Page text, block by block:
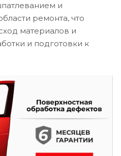
и
ремонта, что
материалов и
и подготовки к